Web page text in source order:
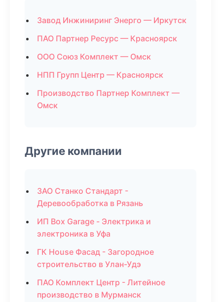
Завод Инжиниринг Энерго — Иркутск
ПАО Партнер Ресурс — Красноярск
ООО Союз Комплект — Омск
НПП Групп Центр — Красноярск
Производство Партнер Комплект —
Омск
Другие компании
ЗАО Станко Стандарт -
Деревообработка в Рязань
ИП Box Garage - Электрика и
электроника в Уфа
ГК House Фасад - Загородное
строительство в Улан-Удэ
ПАО Комплект Центр - Литейное
производство в Мурманск